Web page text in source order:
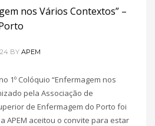
nos Vários Contextos” –
BY APEM
1º Colóquio “Enfermagem nos
pela Associação de
de Enfermagem do Porto foi
APEM aceitou o convite para estar